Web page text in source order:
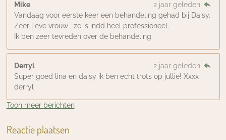
Mike
2 jaar geleden
Vandaag voor eerste keer een behandeling gehad bij Daisy.
Zeer lieve vrouw , ze is indd heel professioneel.
Ik ben zeer tevreden over de behandeling .
Derryl
2 jaar geleden
Super goed lina en daisy ik ben echt trots op jullie! Xxxx
derryl
Toon meer berichten
Reactie plaatsen